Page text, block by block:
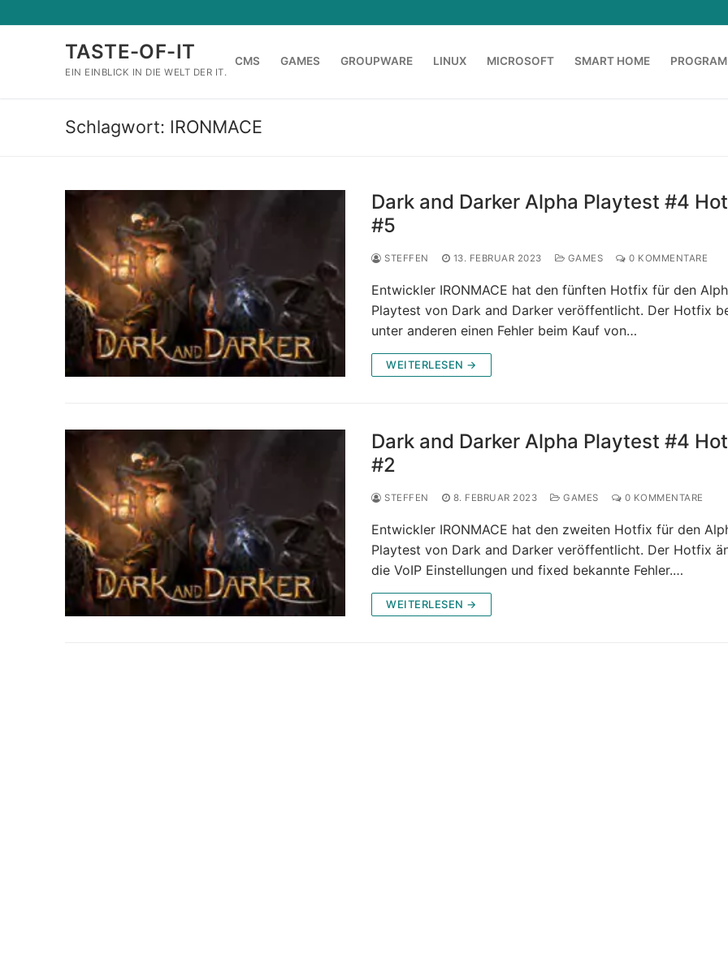
Inhalt
TASTE-OF-IT
EIN EINBLICK IN DIE WELT DER IT.
CMS GAMES GROUPWARE LINUX MICROSOFT SMART HOME
Schlagwort: IRONMACE
Dark and Darker Alpha Playtest #4
#5
STEFFEN 13. FEBRUAR 2023 GAMES 0 KOMMENTARE
Entwickler IRONMACE hat den fünften Hotfix für den
Playtest von Dark and Darker veröffentlicht. Der Hotfix
unter anderen einen Fehler beim Kauf von…
WEITERLESEN →
Dark and Darker Alpha Playtest #4
#2
STEFFEN 8. FEBRUAR 2023 GAMES 0 KOMMENTARE
Entwickler IRONMACE hat den zweiten Hotfix für den
Playtest von Dark and Darker veröffentlicht. Der Hotfix
die VoIP Einstellungen und fixed bekannte Fehler.…
WEITERLESEN →